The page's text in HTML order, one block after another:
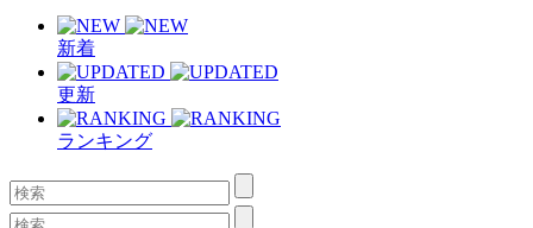
新着
更新
ランキング